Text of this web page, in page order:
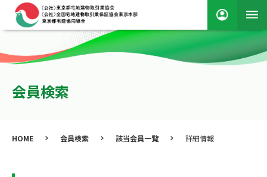
会員検索
HOME 会員検索 該当会員一覧 詳細情報